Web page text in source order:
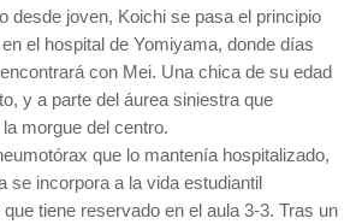
desde joven, Koichi se pasa el principio
el hospital de Yomiyama, donde días
con Mei. Una chica de su edad
y a parte del áurea siniestra que
morgue del centro.
que lo mantenía hospitalizado,
se incorpora a la vida estudiantil
tiene reservado en el aula 3-3. Tras un